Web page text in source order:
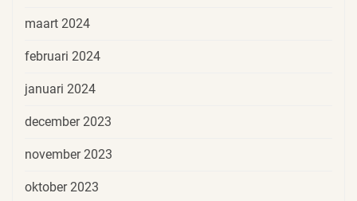
maart 2024
februari 2024
januari 2024
december 2023
november 2023
oktober 2023